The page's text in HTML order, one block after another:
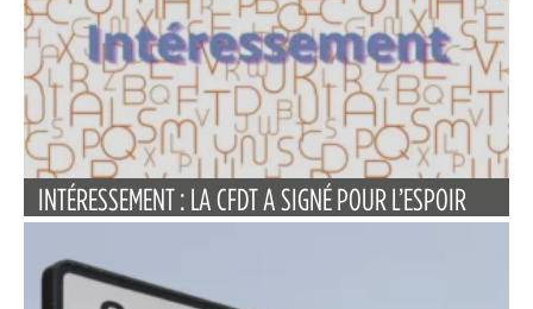
INTÉRESSEMENT : LA CFDT A SIGNÉ POUR L’ESPOIR